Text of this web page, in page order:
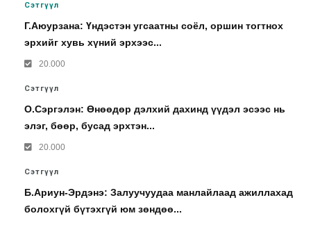
Сэтгүүл
Г.Аюурзана: Үндэстэн угсаатны соёл, оршин тогтнох
эрхийг хувь хүний эрхээс...
20.000
Сэтгүүл
О.Сэргэлэн: Өнөөдөр дэлхий дахинд үүдэл эсээс нь
элэг, бөөр, бусад эрхтэн...
20.000
Сэтгүүл
Б.Ариун-Эрдэнэ: Залуучуудаа манлайлаад ажиллахад
болохгүй бүтэхгүй юм зөндөө...